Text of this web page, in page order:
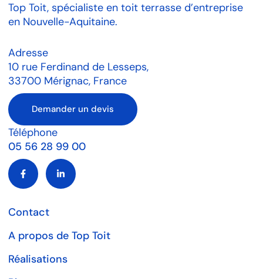
Top Toit, spécialiste en toit terrasse d’entreprise
en Nouvelle-Aquitaine.
Adresse
10 rue Ferdinand de Lesseps,
33700 Mérignac, France
Demander un devis
Téléphone
05 56 28 99 00
Contact
A propos de Top Toit
Réalisations